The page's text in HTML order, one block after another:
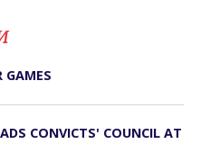
GAMES
CONVICTS' COUNCIL AT